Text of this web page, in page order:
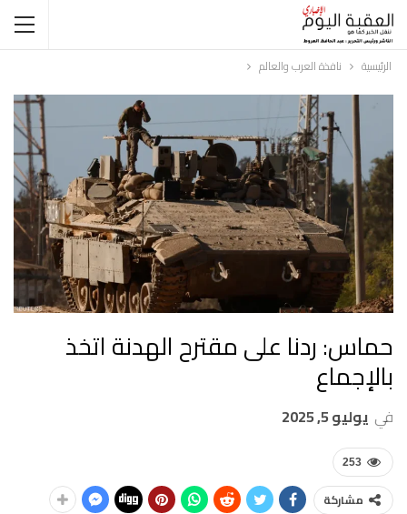
الرئيسية نافذة العرب والعالم
حماس: ردنا على مقترح الهدنة اتخذ
بالإجماع
في يوليو 5, 2025
253
مشاركة